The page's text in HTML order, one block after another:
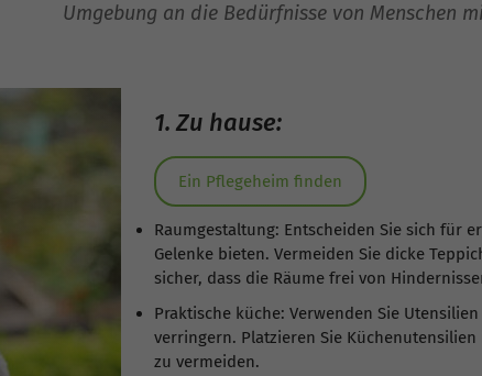
Umgebung an die Bedürfnisse von Menschen
1. Zu hause:
Ein Pflegeheim finden
Raumgestaltung: Entscheiden Sie sich für
Gelenke bieten. Vermeiden Sie dicke
sicher, dass die Räume frei von
Praktische küche: Verwenden Sie
verringern. Platzieren Sie
zu vermeiden.